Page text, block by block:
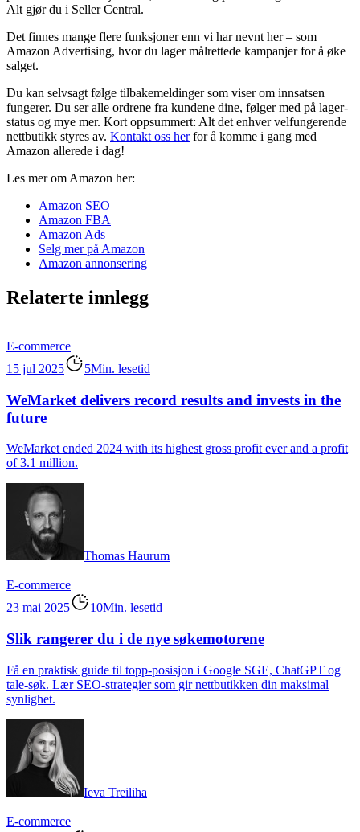
Alt gjør du i Seller Central.
Det finnes mange flere funksjoner enn vi har nevnt her – som
Amazon Advertising, hvor du lager målrettede kampanjer for å øke
salget.
Du kan selvsagt følge tilbakemeldinger som viser om innsatsen
fungerer. Du ser alle ordrene fra kundene dine, følger med på lager­
status og mye mer. Kort oppsummert: Alt det enhver velfungerende
nettbutikk styres av. Kontakt oss herfor å komme i gang med
Amazon allerede i dag!
Les mer om Amazon her:
Amazon SEO
Amazon FBA
Amazon Ads
Selg mer på Amazon
Amazon annonsering
Relaterte innlegg
E-commerce
15 jul 2025
5Min. lesetid
WeMarket delivers record results and invests in the
future
WeMarket ended 2024 with its highest gross profit ever and a profit
of 3.1 million.
Thomas Haurum
E-commerce
23 mai 2025
10Min. lesetid
Slik rangerer du i de nye søkemotorene
Få en praktisk guide til topp-posisjon i Google SGE, ChatGPT og
tale-søk. Lær SEO-strategier som gir nettbutikken din maksimal
synlighet.
Ieva Treiliha
E-commerce